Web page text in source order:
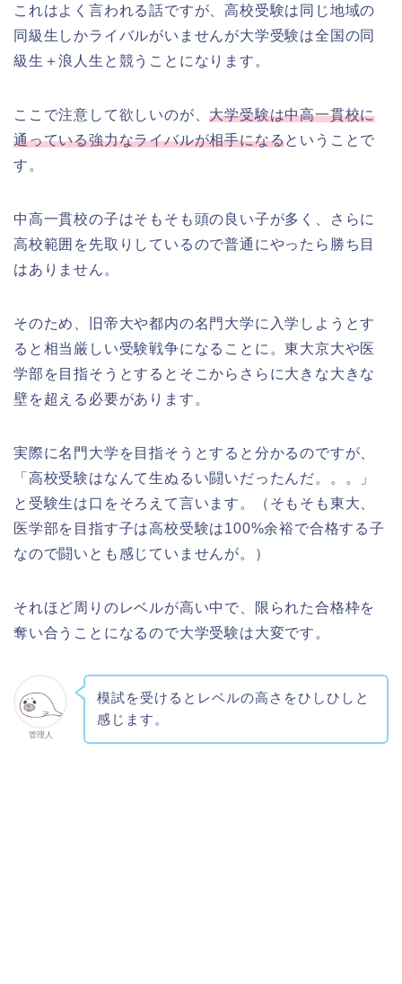
これはよく言われる話ですが、高校受験は同じ地域の
同級生しかライバルがいませんが大学受験は全国の同
級生＋浪人生と競うことになります。
ここで注意して欲しいのが、大学受験は中高一貫校に
通っている強力なライバルが相手になるということで
す。
中高一貫校の子はそもそも頭の良い子が多く、さらに
高校範囲を先取りしているので普通にやったら勝ち目
はありません。
そのため、旧帝大や都内の名門大学に入学しようとす
ると相当厳しい受験戦争になることに。東大京大や医
学部を目指そうとするとそこからさらに大きな大きな
壁を超える必要があります。
実際に名門大学を目指そうとすると分かるのですが、
「高校受験はなんて生ぬるい闘いだったんだ。。。」
と受験生は口をそろえて言います。（そもそも東大、
医学部を目指す子は高校受験は100%余裕で合格する子
なので闘いとも感じていませんが。）
それほど周りのレベルが高い中で、限られた合格枠を
奪い合うことになるので大学受験は大変です。
管理人
模試を受けるとレベルの高さをひしひしと
感じます。